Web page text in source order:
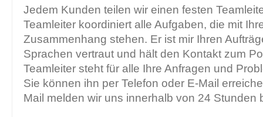
Jedem Kunden teilen wir einen festen
Teamleiter koordiniert alle Aufgaben, die mit
Zusammenhang stehen. Er ist mir Ihren
Sprachen vertraut und hält den Kontakt zum
Teamleiter steht für alle Ihre Anfragen und
Sie können ihn per Telefon oder E-Mail
Mail melden wir uns innerhalb von 24 Stunden